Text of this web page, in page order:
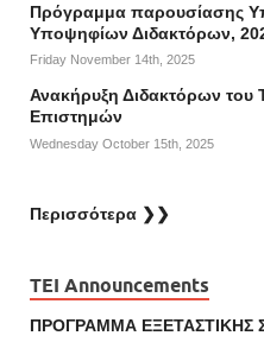
Πρόγραμμα παρουσίασης
Υποψηφίων Διδακτόρων,
Friday November 14th, 2025
Ανακήρυξη Διδακτόρων του
Επιστημών
Wednesday October 15th, 2025
Περισσότερα ❯❯
TEI Announcements
ΠΡΟΓΡΑΜΜΑ ΕΞΕΤΑΣΤΙΚΗΣ